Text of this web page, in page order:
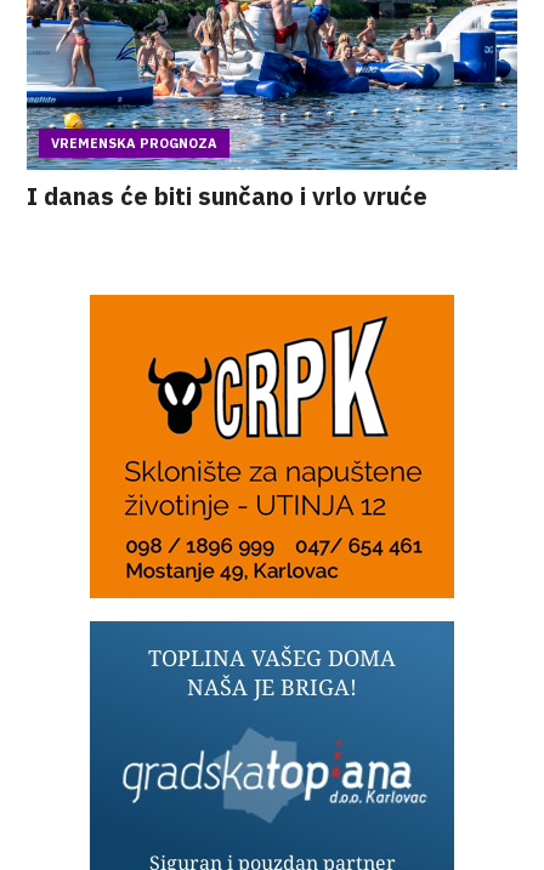
VREMENSKA PROGNOZA
I danas će biti sunčano i vrlo vruće